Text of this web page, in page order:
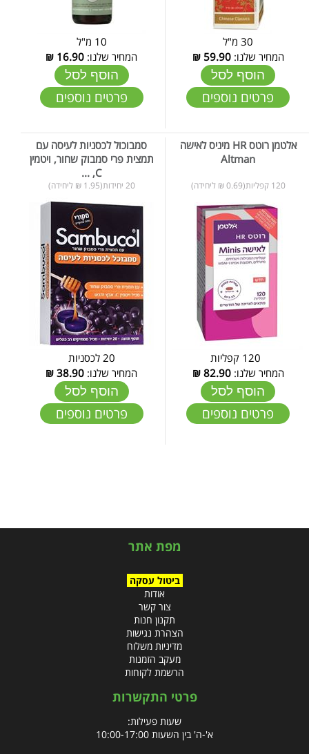
30 מ"ל
המחיר שלנו:59.90
₪
הוסף לסל
פרטים נוספים
10 מ"ל
המחיר שלנו: 16.90
₪
הוסף לסל
פרטים נוספים
אלטמן רוטס HR מיניס לאישה
Altman
120 קפליות(0.69 ₪ ליחידה)
המחיר שלנו:82.90
₪
הוסף לסל
פרטים נוספים
סמבוכול לכסניות לעיסה עם
תמצית פרי סמבוק שחור, ויטמין
C, ...
20 יחידות(1.95 ₪ ליחידה)
20 לכסניות
המחיר שלנו: 38.90
₪
הוסף לסל
פרטים נוספים
מפת אתר
ביטול עסקה
אודות
צור קשר
תקנון חנות
הצהרת נגישות
מדיניות משלוח
מעקב הזמנות
הרשמת לקוחות
פרטי התקשרות
שעות פעילות:
א'-ה' בין השעות 10:00-17:00